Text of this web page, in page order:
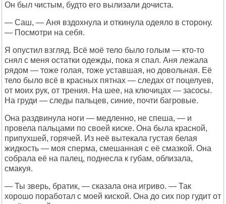
Он был чистым, будто его вылизали дочиста.
— Саш, — Аня вздохнула и откинула одеяло в сторону.
— Посмотри на себя.
Я опустил взгляд. Всё моё тело было голым — кто-то
снял с меня остатки одежды, пока я спал. Аня лежала
рядом — тоже голая, тоже уставшая, но довольная. Её
тело было всё в красных пятнах — следах от поцелуев,
от моих рук, от трения. На шее, на ключицах — засосы.
На груди — следы пальцев, синие, почти багровые.
Она раздвинула ноги — медленно, не спеша, — и
провела пальцами по своей киске. Она была красной,
припухшей, горячей. Из неё вытекала густая белая
жидкость — моя сперма, смешанная с её смазкой. Она
собрала её на палец, поднесла к губам, облизала,
смакуя.
— Ты зверь, братик, — сказала она игриво. — Так
хорошо поработал с моей киской. Она до сих пор гудит от